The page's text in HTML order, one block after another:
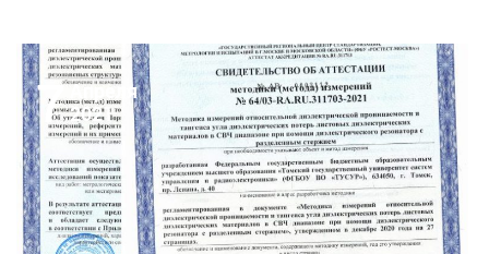
7Апреля
2021